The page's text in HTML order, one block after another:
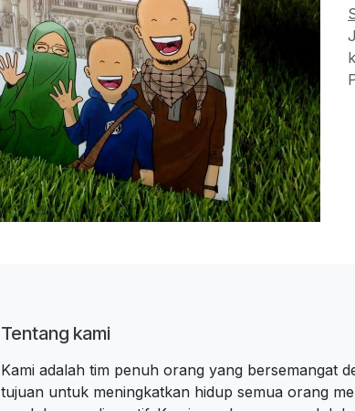
Tentang kami
Kami adalah tim penuh orang yang bersemangat
tujuan untuk meningkatkan hidup semua orang